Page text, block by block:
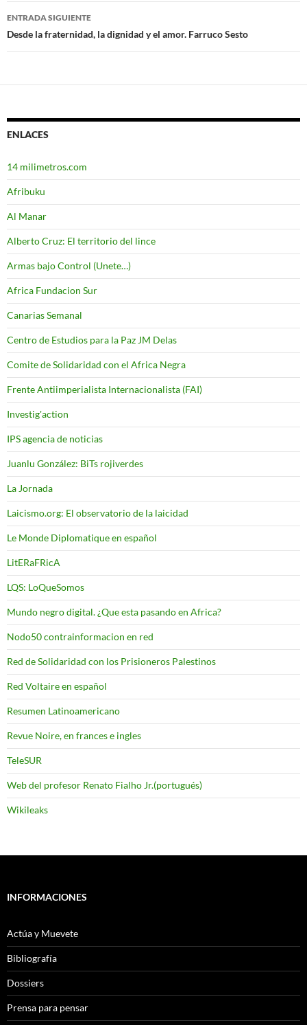
de
entradas
ENTRADA SIGUIENTE
Desde la fraternidad, la dignidad y el amor. Farruco Sesto
ENLACES
14 milimetros.com
Afribuku
Al Manar
Alberto Cruz: El territorio del lince
Armas bajo Control (Unete…)
Africa Fundacion Sur
Canarias Semanal
Centro de Estudios para la Paz JM Delas
Comite de Solidaridad con el Africa Negra
Frente Antiimperialista Internacionalista (FAI)
Investig'action
IPS agencia de noticias
Juanlu González: BiTs rojiverdes
La Jornada
Laicismo.org: El observatorio de la laicidad
Le Monde Diplomatique en español
LitERaFRicA
LQS: LoQueSomos
Mundo negro digital. ¿Que esta pasando en Africa?
Nodo50 contrainformacion en red
Red de Solidaridad con los Prisioneros Palestinos
Red Voltaire en español
Resumen Latinoamericano
Revue Noire, en frances e ingles
TeleSUR
Web del profesor Renato Fialho Jr.(portugués)
Wikileaks
INFORMACIONES
Actúa y Muevete
Bibliografía
Dossiers
Prensa para pensar